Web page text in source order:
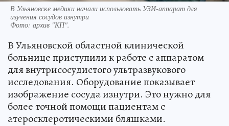
В Ульяновске медики начали использовать УЗИ-аппарат для
изучения сосудов изнутри
Фото: архив "КП".
В Ульяновской областной клинической
больнице приступили к работе с аппаратом
для внутрисосудистого ультразвукового
исследования. Оборудование показывает
изображение сосуда изнутри. Это нужно для
более точной помощи пациентам с
атеросклеротическими бляшками.